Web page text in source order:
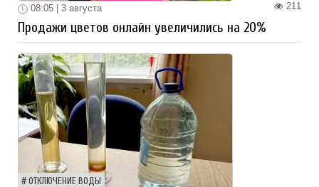
211
08:05 | 3 августа
Продажи цветов онлайн увеличились на 20%
ОТКЛЮЧЕНИЕ ВОДЫ